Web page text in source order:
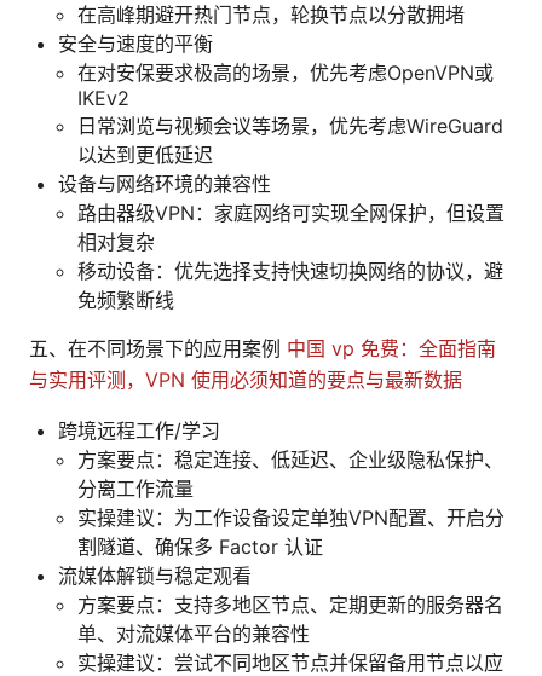
在高峰期避开热门节点，轮换节点以分散拥堵
安全与速度的平衡
在对安保要求极高的场景，优先考虑OpenVPN或
IKEv2
日常浏览与视频会议等场景，优先考虑WireGuard
以达到更低延迟
设备与网络环境的兼容性
路由器级VPN：家庭网络可实现全网保护，但设置
相对复杂
移动设备：优先选择支持快速切换网络的协议，避
免频繁断线
五、在不同场景下的应用案例 中国 vp 免费：全面指南
与实用评测，VPN 使用必须知道的要点与最新数据
跨境远程工作/学习
方案要点：稳定连接、低延迟、企业级隐私保护、
分离工作流量
实操建议：为工作设备设定单独VPN配置、开启分
割隧道、确保多 Factor 认证
流媒体解锁与稳定观看
方案要点：支持多地区节点、定期更新的服务器名
单、对流媒体平台的兼容性
实操建议：尝试不同地区节点并保留备用节点以应